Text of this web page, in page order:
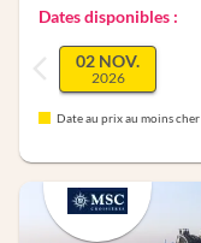
Dates disponibles :
02 NOV.
2026
Date au prix au moins cher